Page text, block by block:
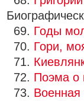
69. Годы
70. Гори,
71.
72. Поэма о
73. Военная